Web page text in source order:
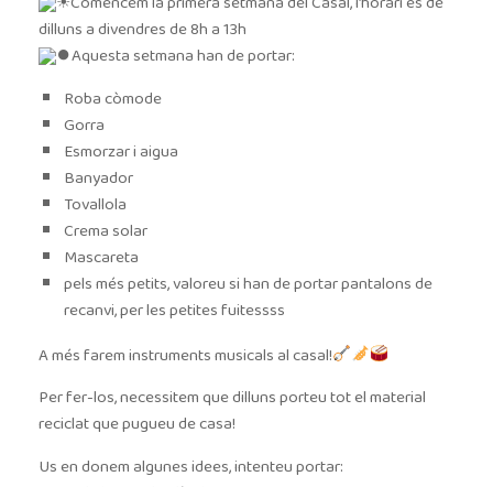
dilluns a divendres de 8h a 13h
Aquesta setmana han de portar:
Roba còmode
Gorra
Esmorzar i aigua
Banyador
Tovallola
Crema solar
Mascareta
pels més petits, valoreu si han de portar pantalons de
recanvi, per les petites fuitessss
A més farem instruments musicals al casal!
Per fer-los, necessitem que dilluns porteu tot el material
reciclat que pugueu de casa!
Us en donem algunes idees, intenteu portar: